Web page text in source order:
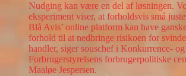
Nudging kan være en del af løsningen.
eksperiment viser, at forholdsvis små
Blå Avis’ online platform kan have
forhold til at nedbringe risikoen for
handler, siger souschef i Konkurrence- og
Forbrugerstyrelsens forbrugerpolitiske
Maaløe Jespersen.